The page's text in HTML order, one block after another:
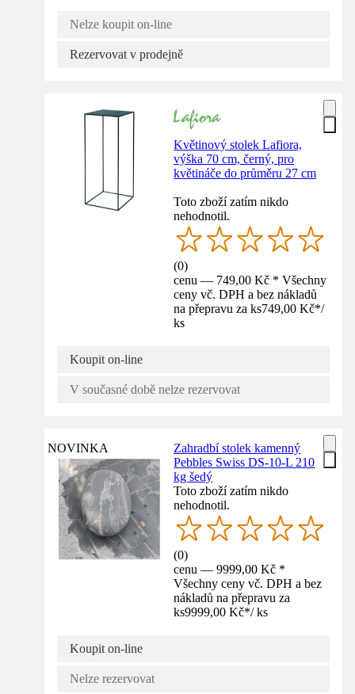
Nelze koupit on-line
Rezervovat v prodejně
Květinový stolek Lafiora,
výška 70 cm, černý, pro
květináče do průměru 27 cm
Toto zboží zatím nikdo
nehodnotil.
(0)
cenu — 749,00 Kč * Všechny
ceny vč. DPH a bez nákladů
na přepravu za ks749,00 Kč*/
ks
Koupit on-line
V současné době nelze rezervovat
NOVINKA
Zahradbí stolek kamenný
Pebbles Swiss DS-10-L 210
kg šedý
Toto zboží zatím nikdo
nehodnotil.
(0)
cenu — 9999,00 Kč *
Všechny ceny vč. DPH a bez
nákladů na přepravu za
ks9999,00 Kč*/ ks
Koupit on-line
Nelze rezervovat